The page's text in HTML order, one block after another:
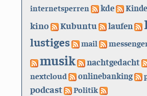
internetsperren kde
kino Kubuntu laufen
lustiges mail
musik nachtgedacht
nextcloud onlinebanking
podcast Politik